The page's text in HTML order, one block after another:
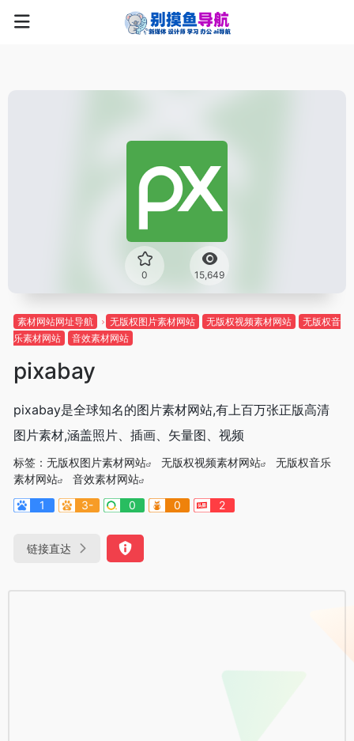
0 15,649
素材网站网址导航 无版权图片素材网站 无版权视频素材网站
无版权音
乐素材网站
音效素材网站
pixabay
pixabay是全球知名的图片素材网站,有上百万张正版高清
图片素材,涵盖照片、插画、矢量图、视频
标签： 无版权图片素材网站 无版权视频素材网站
无版权音乐
素材网站
音效素材网站
1
3- 0 0 2
链接直达